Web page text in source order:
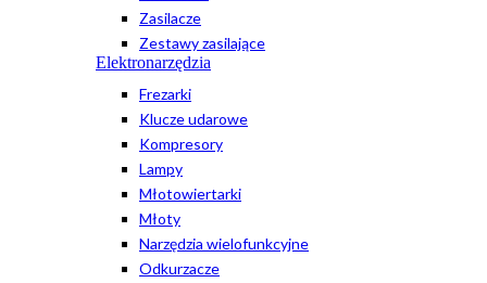
Zasilacze
Zestawy zasilające
Elektronarzędzia
Frezarki
Klucze udarowe
Kompresory
Lampy
Młotowiertarki
Młoty
Narzędzia wielofunkcyjne
Odkurzacze